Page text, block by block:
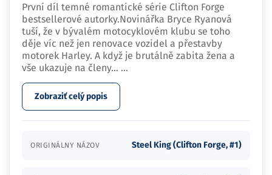
První díl temné romantické série Clifton Forge
bestsellerové autorky.Novinářka Bryce Ryanová
tuší, že v bývalém motocyklovém klubu se toho
děje víc než jen renovace vozidel a přestavby
motorek Harley. A když je brutálně zabita žena a
vše ukazuje na členy… ...
Zobraziť celý popis
ORIGINÁLNY NÁZOV Steel King (Clifton Forge, #1)